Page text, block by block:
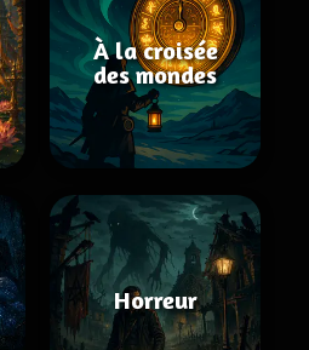
À la croisée
des mondes
Horreur